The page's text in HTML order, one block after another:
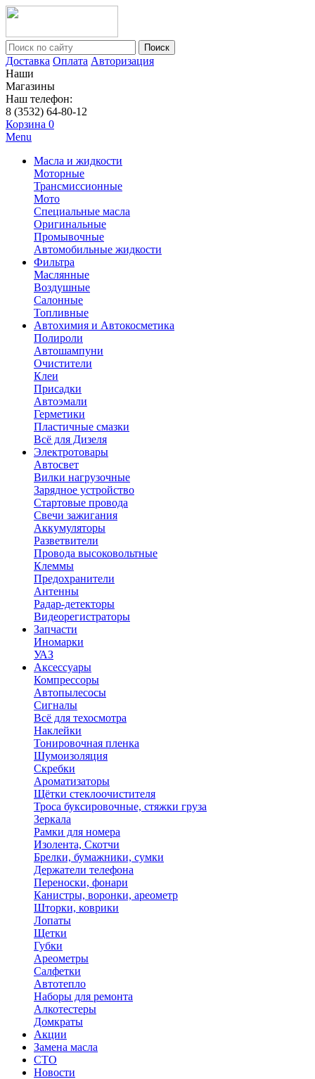
Поиск
Доставка Оплата Авторизация
Наши
Магазины
Наш телефон:
8 (3532) 64-80-12
Корзина 0
Menu
Масла и жидкости
Моторные
Трансмиссионные
Мото
Специальные масла
Оригинальные
Промывочные
Автомобильные жидкости
Фильтра
Маслянные
Воздушные
Салонные
Топливные
Автохимия и Автокосметика
Полироли
Автошампуни
Очистители
Клеи
Присадки
Автоэмали
Герметики
Пластичные смазки
Всё для Дизеля
Электротовары
Автосвет
Вилки нагрузочные
Зарядное устройство
Стартовые провода
Свечи зажигания
Аккумуляторы
Разветвители
Провода высоковольтные
Клеммы
Предохранители
Антенны
Радар-детекторы
Видеорегистраторы
Запчасти
Иномарки
УАЗ
Аксесcуары
Компрессоры
Автопылесосы
Сигналы
Всё для техосмотра
Наклейки
Тонировочная пленка
Шумоизоляция
Скребки
Ароматизаторы
Щётки стеклоочистителя
Троса буксировочные, стяжки груза
Зеркала
Рамки для номера
Изолента, Скотчи
Брелки, бумажники, сумки
Держатели телефона
Переноски, фонари
Канистры, воронки, ареометр
Шторки, коврики
Лопаты
Щетки
Губки
Ареометры
Салфетки
Автотепло
Наборы для ремонта
Алкотестеры
Домкраты
Акции
Замена масла
СТО
Новости